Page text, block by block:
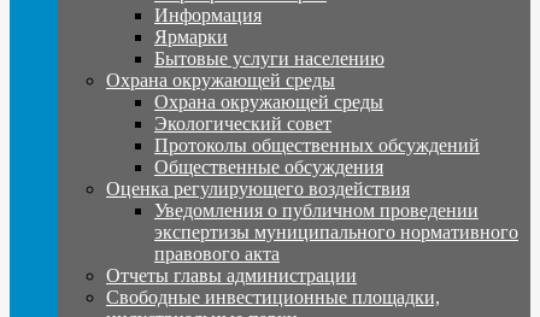
Информация
Ярмарки
Бытовые услуги населению
Охрана окружающей среды
Охрана окружающей среды
Экологический совет
Протоколы общественных обсуждений
Общественные обсуждения
Оценка регулирующего воздействия
Уведомления о публичном проведении
экспертизы муниципального нормативного
правового акта
Отчеты главы администрации
Свободные инвестиционные площадки,